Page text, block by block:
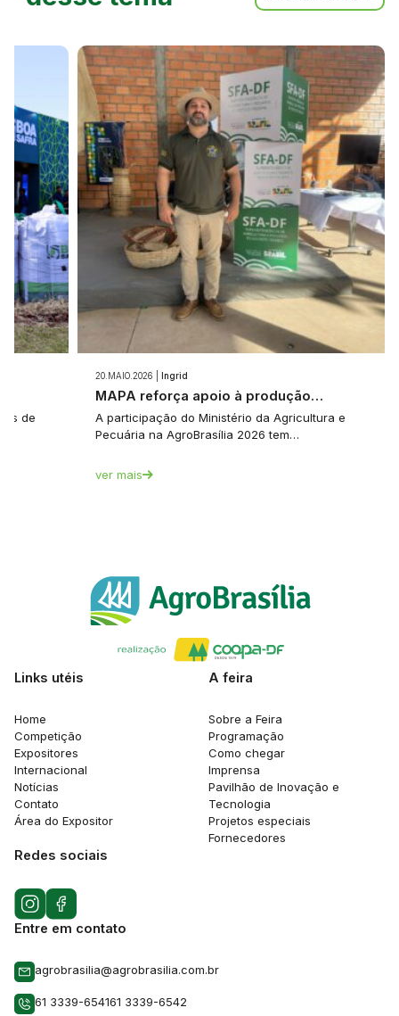
de
20.MAIO.2026 | Ingrid
MAPA reforça apoio à produção…
A participação do Ministério da Agricultura e
Pecuária na AgroBrasília 2026 tem…
ver mais
Links utéis
Home
Competição
Expositores
Internacional
Notícias
Contato
Área do Expositor
A feira
Sobre a Feira
Programação
Como chegar
Imprensa
Pavilhão de Inovação e
Tecnologia
Projetos especiais
Fornecedores
Redes sociais
Entre em contato
agrobrasilia@agrobrasilia.com.br
61 3339-654161 3339-6542